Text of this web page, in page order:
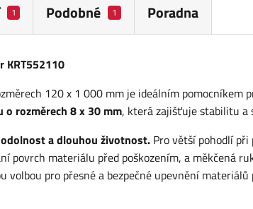
1 Podobné 1 Poradna
KRT552110
120 x 1 000 mm je ideálním pomocníkem
o rozměrech 8 x 30 mm, která zajišťuje stabilitu a
a dlouhou životnost. Pro větší pohodlí
povrch materiálu před poškozením, a měkčená
volbou pro přesné a bezpečné upevnění